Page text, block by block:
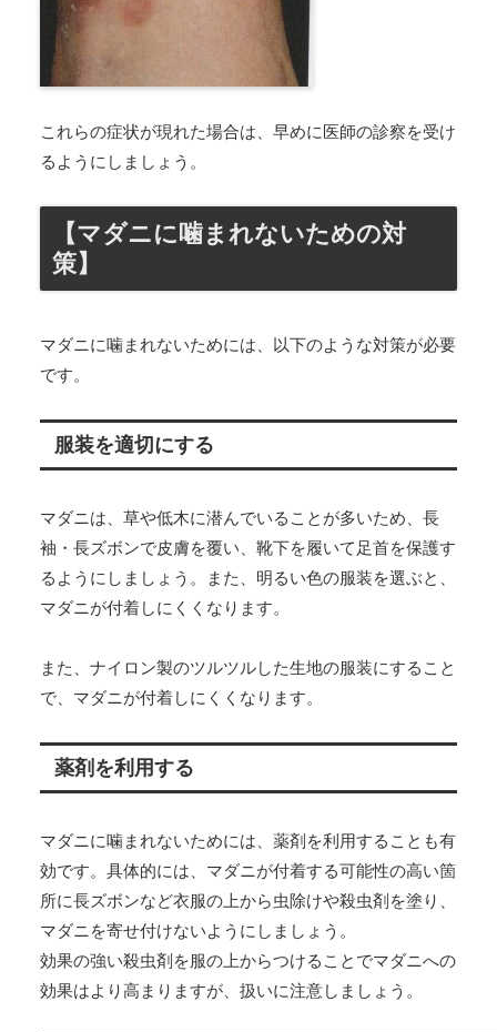
これらの症状が現れた場合は、早めに医師の診察を受け
るようにしましょう。
【マダニに噛まれないための対
策】
マダニに噛まれないためには、以下のような対策が必要
です。
服装を適切にする
マダニは、草や低木に潜んでいることが多いため、長
袖・長ズボンで皮膚を覆い、靴下を履いて足首を保護す
るようにしましょう。また、明るい色の服装を選ぶと、
マダニが付着しにくくなります。
また、ナイロン製のツルツルした生地の服装にすること
で、マダニが付着しにくくなります。
薬剤を利用する
マダニに噛まれないためには、薬剤を利用することも有
効です。具体的には、マダニが付着する可能性の高い箇
所に長ズボンなど衣服の上から虫除けや殺虫剤を塗り、
マダニを寄せ付けないようにしましょう。
効果の強い殺虫剤を服の上からつけることでマダニへの
効果はより高まりますが、扱いに注意しましょう。